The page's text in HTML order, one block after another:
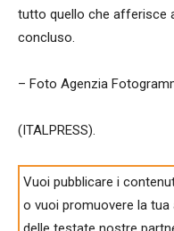
tutto quello che afferisce
concluso.
– Foto Agenzia
(ITALPRESS).
Vuoi pubblicare i
o vuoi promuovere la